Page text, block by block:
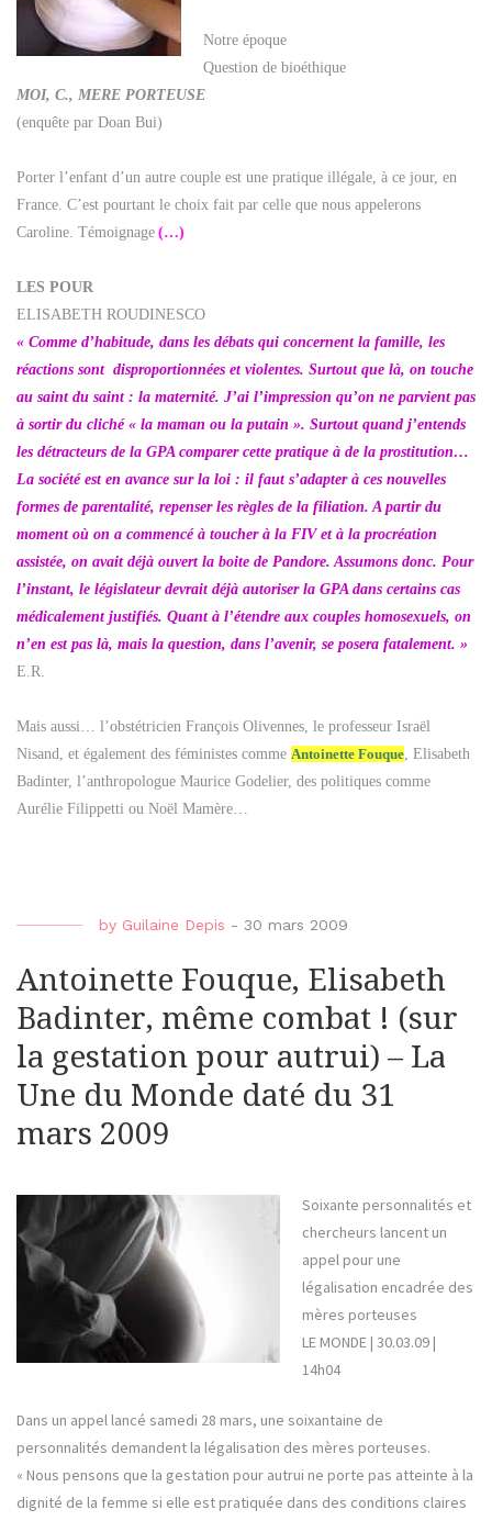
Notre époque
Question de bioéthique
MOI, C., MERE PORTEUSE
(enquête par Doan Bui)
Porter l’enfant d’un autre couple est une pratique illégale, à ce jour, en
France. C’est pourtant le choix fait par celle que nous appelerons
Caroline. Témoignage (…)
LES POUR
ELISABETH ROUDINESCO
« Comme d’habitude, dans les débats qui concernent la famille, les
réactions sont disproportionnées et violentes. Surtout que là, on touche
au saint du saint : la maternité. J’ai l’impression qu’on ne parvient pas
à sortir du cliché « la maman ou la putain ». Surtout quand j’entends
les détracteurs de la GPA comparer cette pratique à de la prostitution…
La société est en avance sur la loi : il faut s’adapter à ces nouvelles
formes de parentalité, repenser les règles de la filiation. A partir du
moment où on a commencé à toucher à la FIV et à la procréation
assistée, on avait déjà ouvert la boite de Pandore. Assumons donc. Pour
l’instant, le législateur devrait déjà autoriser la GPA dans certains cas
médicalement justifiés. Quant à l’étendre aux couples homosexuels, on
n’en est pas là, mais la question, dans l’avenir, se posera fatalement. »
E.R.
Mais aussi… l’obstétricien François Olivennes, le professeur Israël
Nisand, et également des féministes comme Antoinette Fouque, Elisabeth
Badinter, l’anthropologue Maurice Godelier, des politiques comme
Aurélie Filippetti ou Noël Mamère…
by Guilaine Depis - 30 mars 2009
Antoinette Fouque, Elisabeth
Badinter, même combat ! (sur
la gestation pour autrui) – La
Une du Monde daté du 31
mars 2009
Soixante personnalités et
chercheurs lancent un
appel pour une
légalisation encadrée des
mères porteuses
LE MONDE | 30.03.09 |
14h04
Dans un appel lancé samedi 28 mars, une soixantaine de
personnalités demandent la légalisation des mères porteuses.
« Nous pensons que la gestation pour autrui ne porte pas atteinte à la
dignité de la femme si elle est pratiquée dans des conditions claires